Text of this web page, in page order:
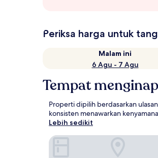
Periksa harga untuk
Malam ini
6 Agu - 7 Agu
Tempat
Properti dipilih berdasarkan
konsisten menawarkan
Lebih sedikit
Taj Cape Town